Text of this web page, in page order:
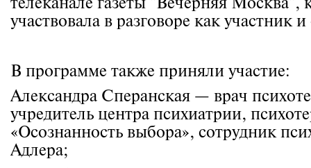
телеканале газеты "Вечерняя
участвовала в разговоре как участник
В программе также приняли участие:
Александра Сперанская — врач
учредитель центра психиатрии,
«Осознанность выбора», сотрудник
Адлера;